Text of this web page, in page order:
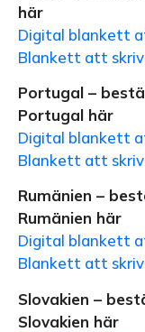
här
Digital blankett
Blankett att
Portugal –
Portugal här
Digital blankett
Blankett att
Rumänien –
Rumänien här
Digital blankett
Blankett att
Slovakien –
Slovakien här